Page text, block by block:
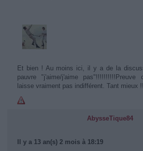
Et bien ! Au moins ici, il y a de la
pauvre "j'aime/j'aime pas"!!!!!!!!!!Preuve
laisse vraiment pas indifférent. Tant mieux
AbysseTique84
Il y a 13 an(s) 2 mois à 18:19